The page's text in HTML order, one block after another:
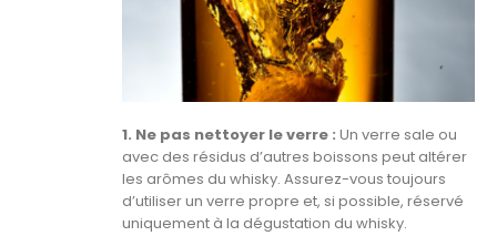
1. Ne pas nettoyer le verre : Un verre sale ou
avec des résidus d’autres boissons peut altérer
les arômes du whisky. Assurez-vous toujours
d’utiliser un verre propre et, si possible, réservé
uniquement à la dégustation du whisky.